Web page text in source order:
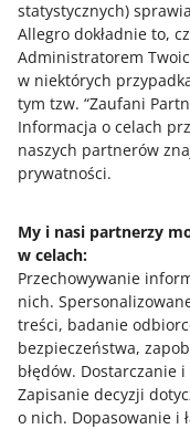
statystycznych)
Allegro dokładnie to,
Administratorem
w niektórych
tym tzw. “Zaufani
Informacja o celach
naszych partnerów
prywatności.
My i nasi partnerzy
w celach:
Przechowywanie
nich.
treści, badanie
bezpieczeństwa,
błędów. Dostarczanie
Zapisanie decyzji
o nich. Dopasowanie i
031:
rok -
010:
011:
012:
Potrzebujesz
Skontaktuj
Zapytaj